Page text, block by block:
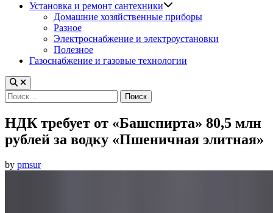
Установка и ремонт сантехники
Домашние хозяйственные приборы
Разное
Электроснабжение и электроустановки
Полезное
Газоснабжение и газовые технологии
Найти:
НДК требует от «Башспирта» 80,5 млн
рублей за водку «Пшеничная элитная»
by pmsur